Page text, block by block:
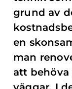
grund av
en
man
att